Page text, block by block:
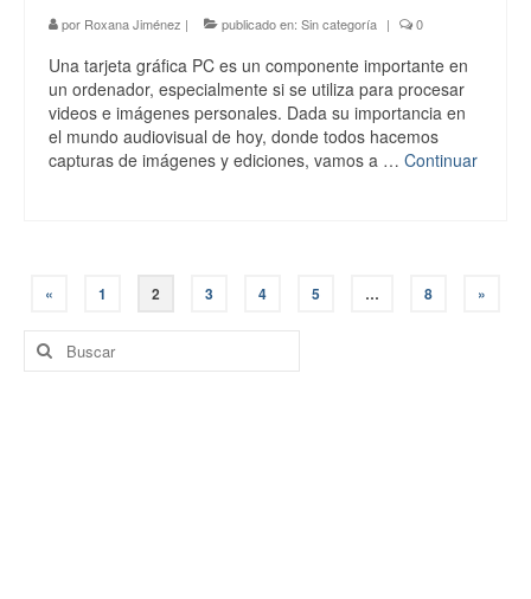
por Roxana Jiménez | publicado en: Sin categoría | 0
Una tarjeta gráfica PC es un componente importante en
un ordenador, especialmente si se utiliza para procesar
videos e imágenes personales. Dada su importancia en
el mundo audiovisual de hoy, donde todos hacemos
capturas de imágenes y ediciones, vamos a … Continuar
Navegación
de
entradas
« 1 2 3 4 5 … 8 »
Buscar
por: